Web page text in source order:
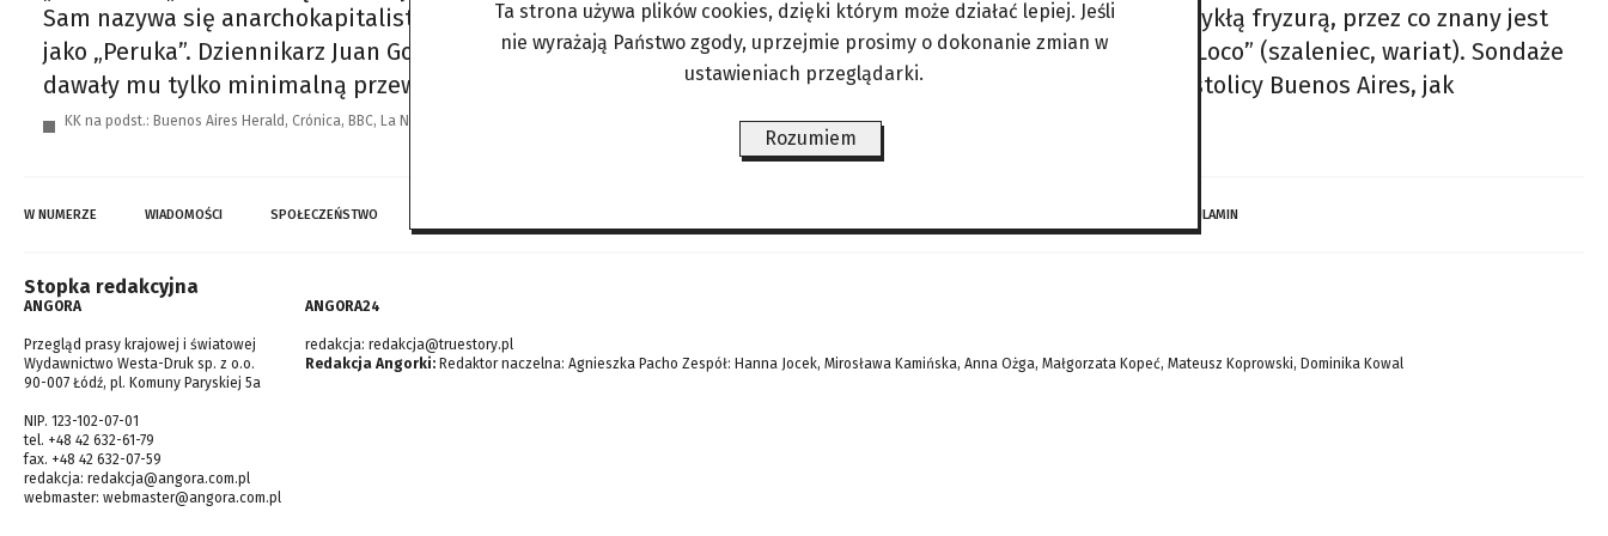
Sam nazywa się anarchokapitalistą, a wielu mówi o nim, że to argentyński Trump. Milei popisuje się niezwykłą fryzurą, przez co znany jest
jako „Peruka”. Dziennikarz Juan Gonzalez, autor biografii tego ekscentrycznego polityka, zatytułował ją „El Loco” (szaleniec, wariat). Sondaże
dawały mu tylko minimalną przewagę, Milei uzyskał jednak aż 56 proc. głosów, a zatriumfował zarówno w stolicy Buenos Aires, jak
KK na podst.: Buenos Aires Herald, Crónica, BBC, La Nación, Reuters, AFP, Der Spiegel
W NUMERZE WIADOMOŚCI SPOŁECZEŃSTWO REGULAMIN
Stopka redakcyjna
ANGORA
Przegląd prasy krajowej i światowej
Wydawnictwo Westa-Druk sp. z o.o.
90-007 Łódź, pl. Komuny Paryskiej 5a
NIP. 123-102-07-01
tel. +48 42 632-61-79
fax. +48 42 632-07-59
redakcja: redakcja@angora.com.pl
webmaster: webmaster@angora.com.pl
ANGORA24
redakcja: redakcja@truestory.pl
Redakcja Angorki: Redaktor naczelna: Agnieszka Pacho Zespół: Hanna Jocek, Mirosława Kamińska, Anna Ożga, Małgorzata Kopeć, Mateusz Koprowski, Dominika Kowal
Ta strona używa plików cookies, dzięki którym może działać lepiej. Jeśli
nie wyrażają Państwo zgody, uprzejmie prosimy o dokonanie zmian w
ustawieniach przeglądarki.
Rozumiem